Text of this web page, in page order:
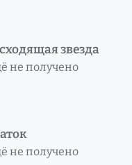
звезда
не получено
не получено